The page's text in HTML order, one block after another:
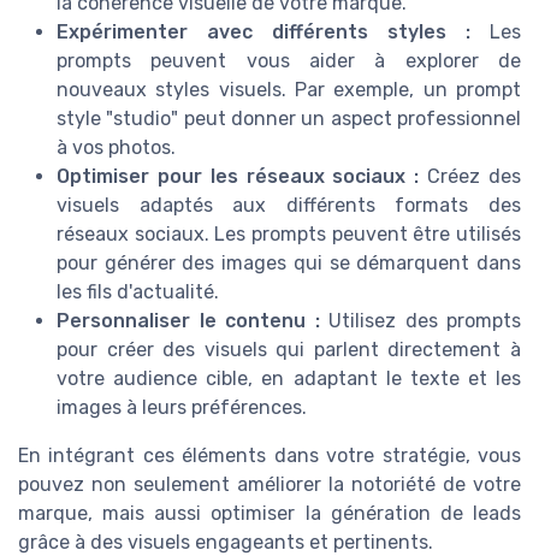
Expérimenter avec différents styles : Les
prompts peuvent vous aider à explorer de
nouveaux styles visuels. Par exemple, un prompt
style "studio" peut donner un aspect professionnel
à vos photos.
Optimiser pour les réseaux sociaux : Créez des
visuels adaptés aux différents formats des
réseaux sociaux. Les prompts peuvent être utilisés
pour générer des images qui se démarquent dans
les fils d'actualité.
Personnaliser le contenu :Utilisez des prompts
pour créer des visuels qui parlent directement à
votre audience cible, en adaptant le texte et les
images à leurs préférences.
En intégrant ces éléments dans votre stratégie, vous
pouvez non seulement améliorer la notoriété de votre
marque, mais aussi optimiser la génération de leads
grâce à des visuels engageants et pertinents.